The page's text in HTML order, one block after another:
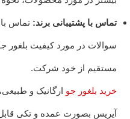
تماس با پشتیبانی برند: تماس
سوالات در مورد کیفیت بلغور
مستقیم از خود شرکت.
خرید بلغور جو ارگانیک و
آیریس بصورت عمده و تکی